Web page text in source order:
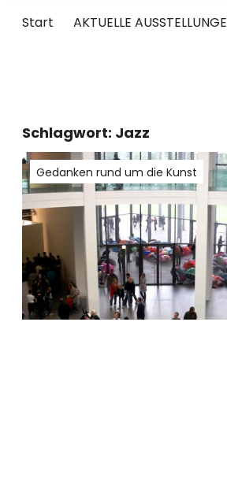
Start AKTUELLE
Schlagwort: Jazz
Gedanken rund um die Kunst